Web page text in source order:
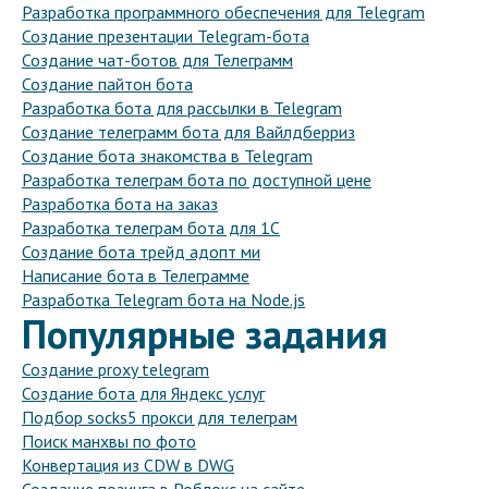
Разработка программного обеспечения для Telegram
Создание презентации Telegram-бота
Создание чат-ботов для Телеграмм
Создание пайтон бота
Разработка бота для рассылки в Telegram
Создание телеграмм бота для Вайлдберриз
Создание бота знакомства в Telegram
Разработка телеграм бота по доступной цене
Разработка бота на заказ
Разработка телеграм бота для 1С
Создание бота трейд адопт ми
Написание бота в Телеграмме
Разработка Telegram бота на Node.js
Популярные задания
Создание proxy telegram
Создание бота для Яндекс услуг
Подбор socks5 прокси для телеграм
Поиск манхвы по фото
Конвертация из CDW в DWG